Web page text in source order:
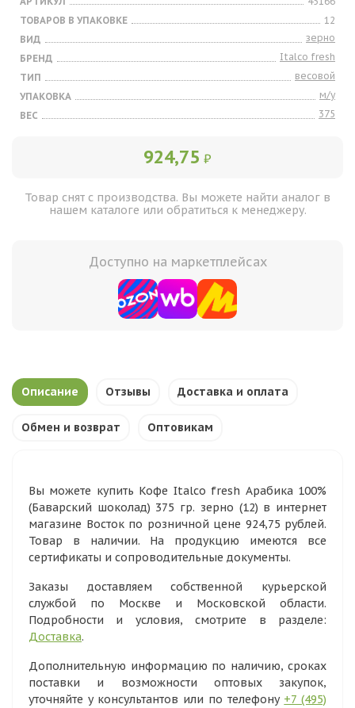
ТОВАРОВ В УПАКОВКЕ
12
ВИД
зерно
БРЕНД
Italco fresh
ТИП
весовой
УПАКОВКА
м/у
ВЕС
375
924,75 ₽
Товар снят с производства. Вы можете найти аналог в
нашем каталоге или обратиться к менеджеру.
Доступно на маркетплейсах
Описание Отзывы Доставка и оплата
Обмен и возврат Оптовикам
Вы можете купить Кофе Italco fresh Арабика 100%
(Баварский шоколад) 375 гр. зерно (12) в интернет
магазине Восток по розничной цене 924,75 рублей.
Товар в наличии. На продукцию имеются все
сертификаты и сопроводительные документы.
Заказы доставляем собственной курьерской
службой по Москве и Московской области.
Подробности и условия, смотрите в разделе:
Доставка.
Дополнительную информацию по наличию, сроках
поставки и возможности оптовых закупок,
уточняйте у консультантов или по телефону +7 (495)